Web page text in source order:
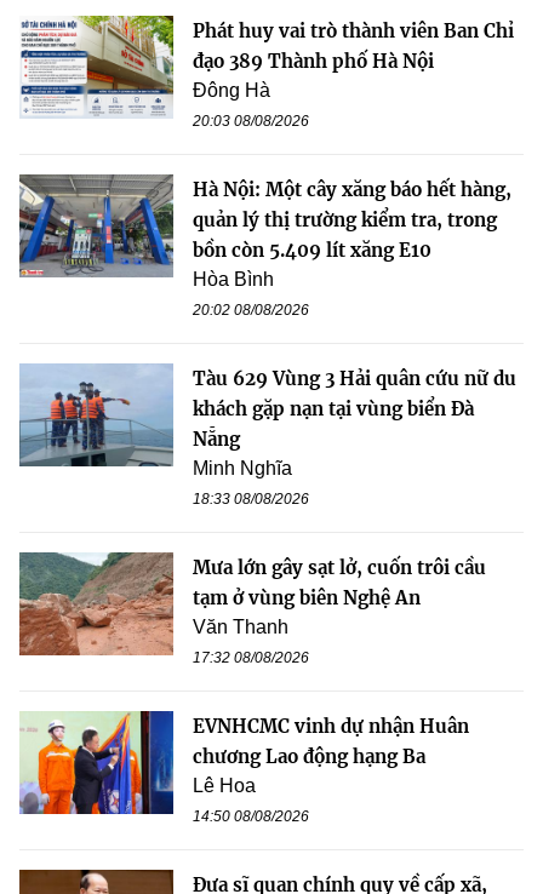
Phát huy vai trò thành viên Ban Chỉ
đạo 389 Thành phố Hà Nội
Đông Hà
20:03 08/08/2026
Hà Nội: Một cây xăng báo hết hàng,
quản lý thị trường kiểm tra, trong
bồn còn 5.409 lít xăng E10
Hòa Bình
20:02 08/08/2026
Tàu 629 Vùng 3 Hải quân cứu nữ du
khách gặp nạn tại vùng biển Đà
Nẵng
Minh Nghĩa
18:33 08/08/2026
Mưa lớn gây sạt lở, cuốn trôi cầu
tạm ở vùng biên Nghệ An
Văn Thanh
17:32 08/08/2026
EVNHCMC vinh dự nhận Huân
chương Lao động hạng Ba
Lê Hoa
14:50 08/08/2026
Đưa sĩ quan chính quy về cấp xã,